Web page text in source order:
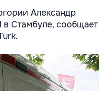
Александр
Стамбуле, сообщает